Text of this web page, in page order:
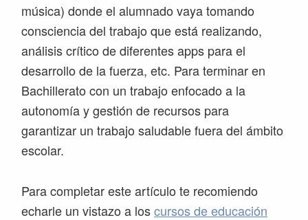
música) donde el alumnado vaya tomando
consciencia del trabajo que está realizando,
análisis crítico de diferentes apps para el
desarrollo de la fuerza, etc. Para terminar en
Bachillerato con un trabajo enfocado a la
autonomía y gestión de recursos para
garantizar un trabajo saludable fuera del ámbito
escolar.
Para completar este artículo te recomiendo
echarle un vistazo a loscursos de educación